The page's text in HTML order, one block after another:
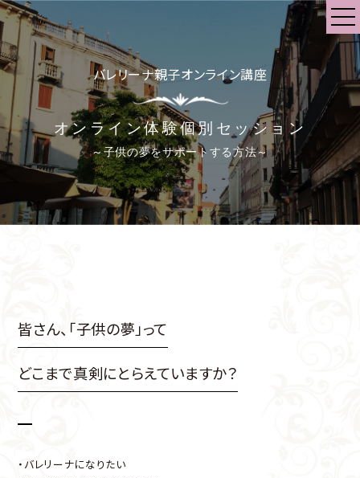
バレリーナ親子オンライン講座
オンライン体験個別セッション
～子供の夢をサポートする方法～
皆さん、「子供の夢」って
どこまで真剣にとらえていますか？
・バレリーナになりたい